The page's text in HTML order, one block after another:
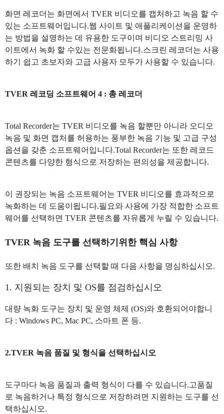
화면 레코더는 화면에서 TVER 비디오를 캡처하고 녹음 할 수
있는 소프트웨어입니다.웹 사이트 및 애플리케이션을 운영하
는 방법을 설명하는 데 유용한 도구이며 비디오 스트리밍 사
이트에서 녹화 할 수있는 전문화됩니다.스크린 레코더는 사용
하기 쉽고 초보자와 고급 사용자 모두가 사용할 수 있습니다.
TVER 레코딩 소프트웨어 4 : 총 레코더
Total Recorder는 TVER 비디오를 녹음 할뿐만 아니라 오디오
녹음 및 화면 캡처를 허용하는 풍부한 녹음 기능 및 고급 구성
옵션을 갖춘 소프트웨어입니다.Total Recorder는 또한 레코드
콘텐츠를 다양한 형식으로 저장하는 편의성을 제공합니다.
이 권장되는 녹음 소프트웨어는 TVER 비디오를 효과적으로
녹화하는 데 도움이됩니다.필요와 사용에 가장 적합한 소프트
웨어를 선택하면 TVER 콘텐츠를 자유롭게 누릴 수 있습니다.
TVER 녹음 도구를 선택하기위한 핵심 사항
또한 배치 녹음 도구를 선택할 때 다음 사항을 명심하십시오.
1. 지원되는 장치 및 OS를 점검하십시오
대량 녹화 도구는 장치 및 운영 체제 (OS)와 호환되어야합니
다 : Windows PC, Mac PC, 스마트 폰 등.
2.TVER 녹음 품질 및 형식을 선택하십시오
도구마다 녹음 품질과 출력 형식이 다를 수 있습니다.고품질
로 녹음하거나 특정 형식으로 저장하려면 지원하는 도구를 선
택하십시오.